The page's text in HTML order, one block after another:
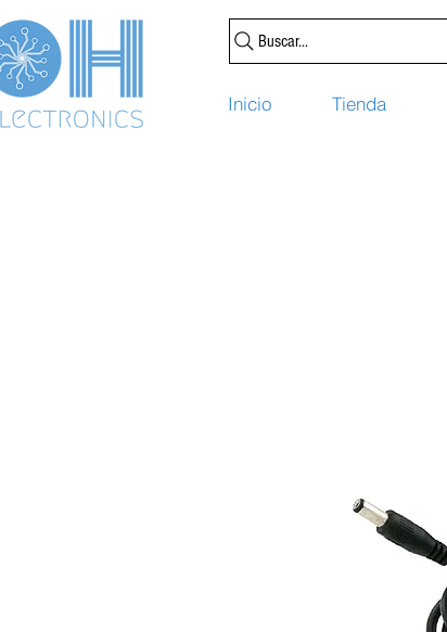
Buscar...
Inicio Tienda